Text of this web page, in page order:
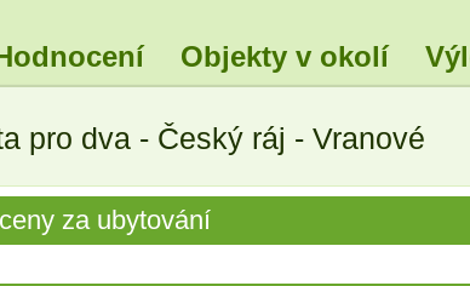
Objekty v okolí
pro dva - Český ráj - Vranové
za ubytování